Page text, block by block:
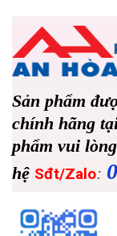
Sản phẩm
chính hãng
phẩm vui
hệ Sđt/Zalo: